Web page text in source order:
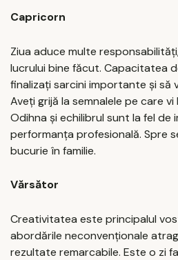
Capricorn
Ziua aduce multe
lucrului bine făcut. Capacitatea
finalizați sarcini importante și să
Aveți grijă la semnalele pe care
Odihna și echilibrul sunt la fel de
performanța profesională. Spre
bucurie în familie.
Vărsător
Creativitatea este principalul
abordările neconvenționale
rezultate remarcabile. Este o zi